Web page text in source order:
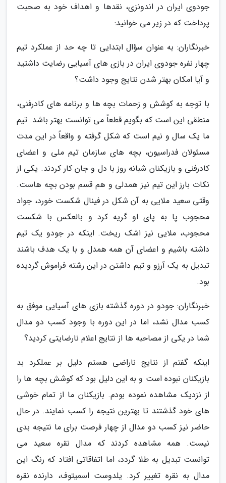
جودوی ایران در اندونزی، نقدها و اهداف خود به صحبت
پرداخت که در زیر می خوانید:
خبرنگاران: به عنوان سؤال ابتدایی تا چه حد از عملکرد تیم
چهار نفره جودوی ایران در بازی های آسیایی رضایت داشتید
و آیا امکان بهتر شدن نتایج وجود داشت؟
با توجه به کوشش و زحمات بچه ها و برنامه های کادرفنی،
منطقی این است که بگویم قطعاً می توانست بهتر باشد. تیم
ما یک سال و نیم است که شکل گرفته و واقعاً در این مدت
مسئولان فدراسیون، بچه های سازمان تیم ملی و اعضای
کادرفنی و بازیکنان شبانه روز با دل و جان کار کردند. یکی از
نکات بارز این تیم نیز همدلی و هم قسم بودن بچه هاست.
وقتی سعید ملایی به آن شکل در فینال شکست خورد، جواد
محجوب پا به پای او گریه کرد و بالعکس با شکست
محجوب، ملایی نیز اشک ریخت. اینکه در جودو یک تیم
داشته باشیم و اعضای آن همه همدل و با یک هدف باشند
تبدیل به یک آرزو و تیم داشتن در این رشته فراموش گردیده
بود.
خبرنگاران: جودو در دوره گذشته بازی های آسیایی موفق به
کسب مدال نشد، اما در این دوره با وجود کسب دو مدال
شما در یکی از مصاحبه ها از نتایج اعلام نارضایتی کردید؟
اینکه گفتم از نتایج ناراضی هستم دلیل بر عملکرد بد
بازیکنان نبوده است و به این دلیل بود که کوشش بچه ها را
از نزدیک مشاهده نموده بودم. بازیکنان ما از تمام خوشی
های خود گذشتند تا بهترین نتیجه را کسب نمایند. در حال
حاضر نیز کسب دو مدال از چهار فرصت برای ما نتیجه بدی
نیست. همه مشاهده کردند که مدال نقره سعید می
توانست تبدیل به طلا گردد، اما اتفاقاتی افتاد که رنگ این
مدال به نقره تغییر کرد. یلدوست اسمیتوف، دارنده نقره